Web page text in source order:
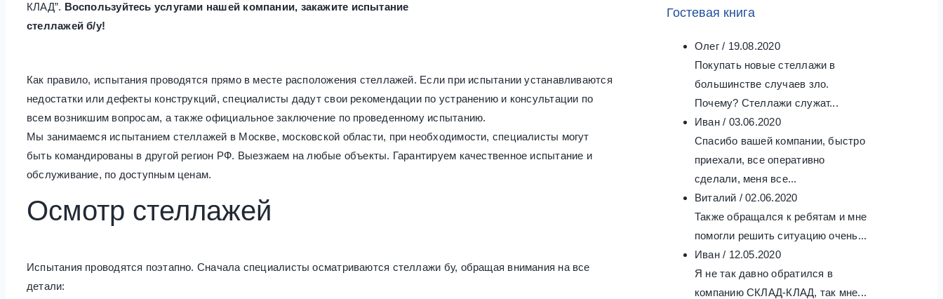
КЛАД”. Воспользуйтесь услугами нашей компании, закажите испытание
стеллажей б/у!
Как правило, испытания проводятся прямо в месте расположения стеллажей. Если при испытании устанавливаются
недостатки или дефекты конструкций, специалисты дадут свои рекомендации по устранению и консультации по
всем возникшим вопросам, а также официальное заключение по проведенному испытанию.
Мы занимаемся испытанием стеллажей в Москве, московской области, при необходимости, специалисты могут
быть командированы в другой регион РФ. Выезжаем на любые объекты. Гарантируем качественное испытание и
обслуживание, по доступным ценам.
Осмотр стеллажей
Испытания проводятся поэтапно. Сначала специалисты осматриваются стеллажи бу, обращая внимания на все
детали:
Гостевая книга
Олег/ 19.08.2020
Покупать новые стеллажи в
большинстве случаев зло.
Почему? Стеллажи служат...
Иван/ 03.06.2020
Спасибо вашей компании, быстро
приехали, все оперативно
сделали, меня все...
Виталий /02.06.2020
Также обращался к ребятам и мне
помогли решить ситуацию очень...
Иван/ 12.05.2020
Я не так давно обратился в
компанию СКЛАД-КЛАД, так мне...